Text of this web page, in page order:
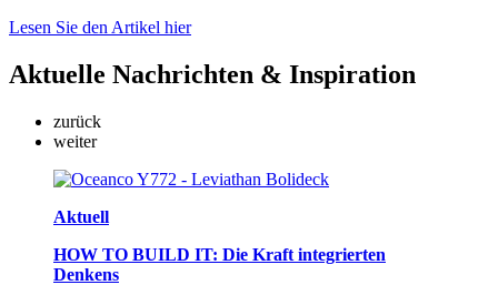
Lesen Sie den Artikel hier
Aktuelle Nachrichten & Inspiration
zurück
weiter
Aktuell
HOW TO BUILD IT: Die Kraft integrierten
Denkens